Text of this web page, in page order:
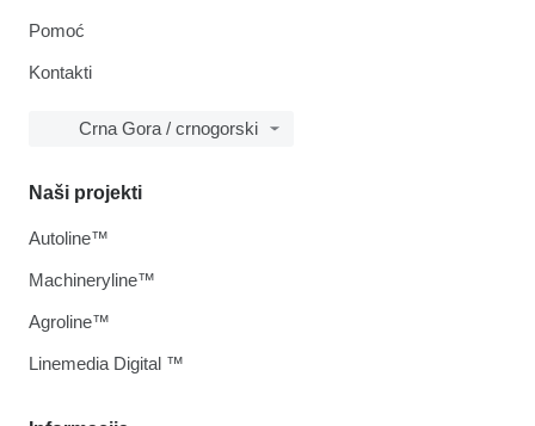
Pomoć
Kontakti
Crna Gora / crnogorski
Naši projekti
Autoline™
Machineryline™
Agroline™
Linemedia Digital ™